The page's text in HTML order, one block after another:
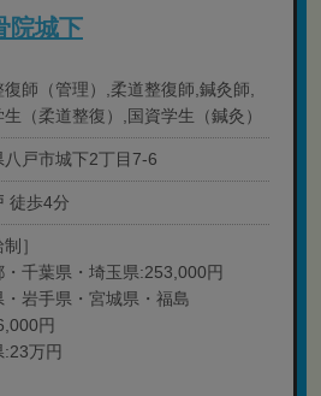
院城下
師（管理）,柔道整復師,鍼灸師,
生（柔道整復）,国資学生（鍼灸）
八戸市城下2丁目7-6
徒歩4分
］
・千葉県・埼玉県:253,000円
・岩手県・宮城県・福島
円
万円